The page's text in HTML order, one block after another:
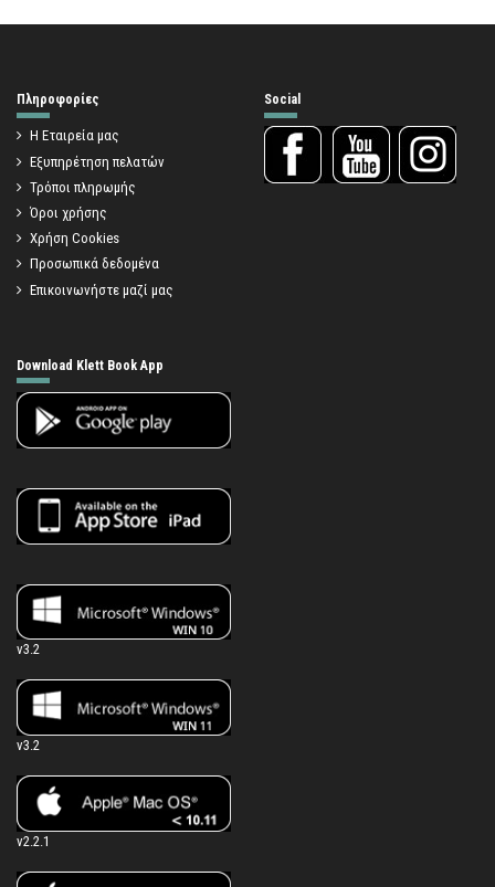
Πληροφορίες
Η Εταιρεία μας
Εξυπηρέτηση πελατών
Τρόποι πληρωμής
Όροι χρήσης
Χρήση Cookies
Προσωπικά δεδομένα
Επικοινωνήστε μαζί μας
Social
Download Klett Book App
v3.2
v3.2
v2.2.1